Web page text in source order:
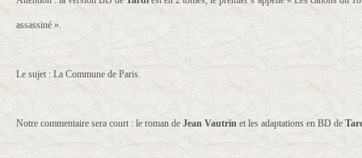
assassiné ».
Le sujet : La Commune de Paris.
Notre commentaire sera court : le roman de Jean Vautrin et les adaptations en BD de